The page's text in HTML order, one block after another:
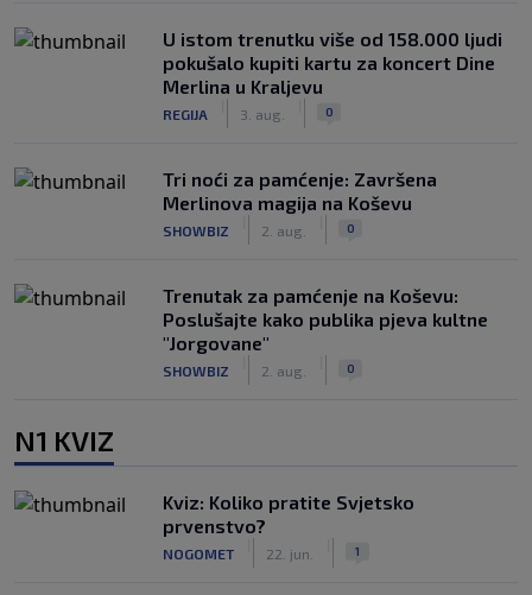
U istom trenutku više od 158.000 ljudi
pokušalo kupiti kartu za koncert Dine
Merlina u Kraljevu
REGIJA 3. aug. 0
Tri noći za pamćenje: Završena
Merlinova magija na Koševu
SHOWBIZ 2. aug. 0
Trenutak za pamćenje na Koševu:
Poslušajte kako publika pjeva kultne
"Jorgovane"
SHOWBIZ 2. aug. 0
N1 KVIZ
Kviz: Koliko pratite Svjetsko
prvenstvo?
NOGOMET 22. jun. 1